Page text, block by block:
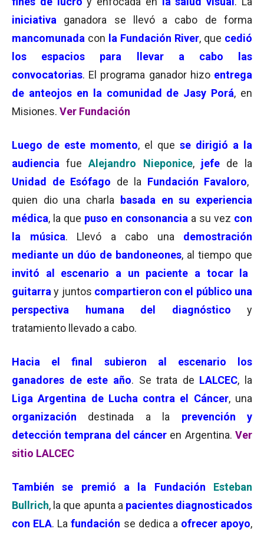
iniciativa ganadora se llevó a cabo de forma
mancomunada con la Fundación River, que cedió
los espacios para llevar a cabo las
convocatorias. El programa ganador hizo entrega
de anteojos en la comunidad de Jasy Porá, en
Misiones. Ver Fundación
Luego de este momento, el que se dirigió a la
audiencia fueAlejandro Nieponice, jefe de la
Unidad de Esófago de la Fundación Favaloro,
quien dio una charla basada en su experiencia
médica, la que puso en consonancia a su vez con
la música. Llevó a cabo una demostración
mediante un dúo de bandoneones, al tiempo que
invitó al escenario a un paciente a tocar la
guitarra y juntos compartieron con el público una
perspectiva humana del diagnóstico
y
tratamiento llevado a cabo.
Hacia el final
subieron al escenario los
ganadores de este año. Se trata de LALCEC, la
Liga Argentina de Lucha contra el Cáncer, una
organización destinada a la prevención y
detección temprana del cáncer en Argentina.Ver
sitio LALCEC
También se premió a la Fundación
Esteban
Bullrich, la que apunta a pacientes diagnosticados
con ELA. Lafundación se dedica a ofrecer apoyo,